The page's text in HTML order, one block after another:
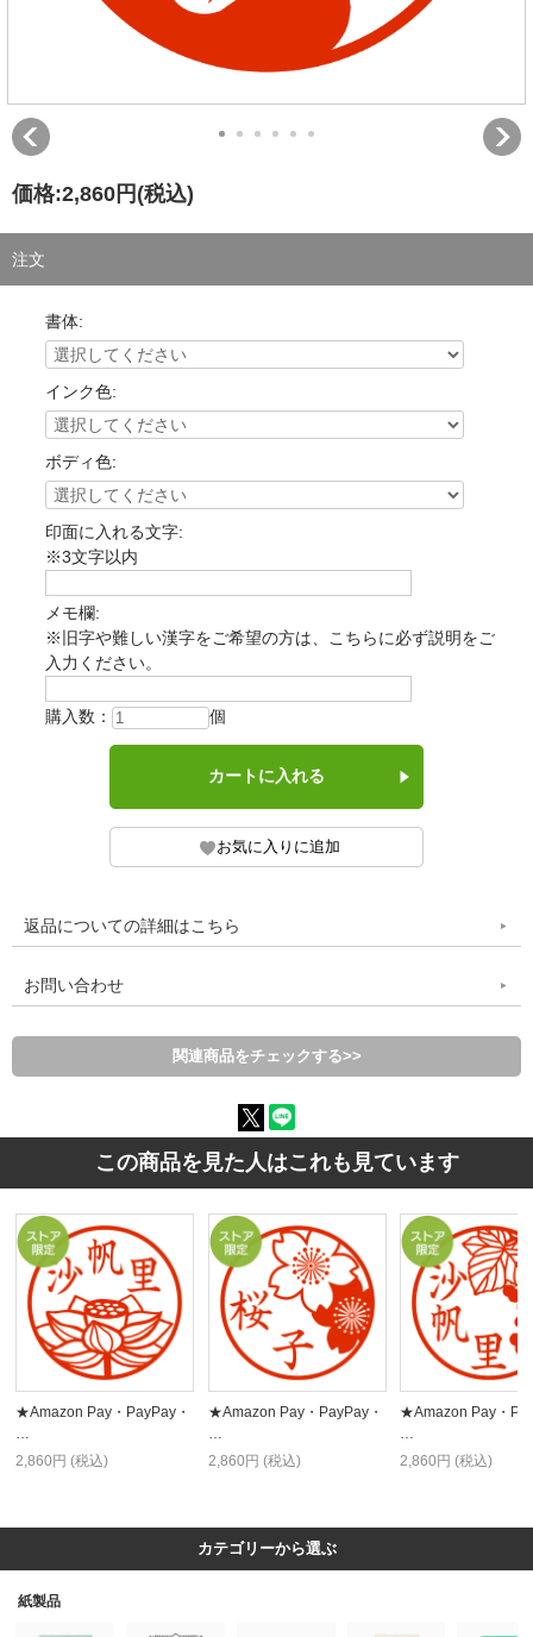
価格:2,860円 (税込)
注文
書体:
インク色:
ボディ色:
印面に入れる文字:
※3文字以内
メモ欄:
※旧字や難しい漢字をご希望の方は、こちらに必ず説明をご
入力ください。
購入数： 個
返品についての詳細はこちら
お問い合わせ
関連商品をチェックする>>
この商品を見た人はこれも見ています
★Amazon Pay・PayPay・
…
2,860円 (税込)
★Amazon Pay・PayPay・
…
2,860円 (税込)
★Amazon Pay・
…
2,860円 (税込)
カテゴリーから選ぶ
紙製品